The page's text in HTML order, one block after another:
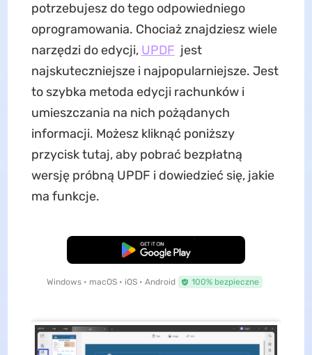
potrzebujesz do tego odpowiedniego
oprogramowania. Chociaż znajdziesz wiele
narzędzi do edycji, UPDF jest
najskuteczniejsze i najpopularniejsze. Jest
to szybka metoda edycji rachunków i
umieszczania na nich pożądanych
informacji. Możesz kliknąć poniższy
przycisk tutaj, aby pobrać bezpłatną
wersję próbną UPDF i dowiedzieć się, jakie
ma funkcje.
Pobierz za darmo
Windows • macOS • iOS • Android 100% bezpieczne